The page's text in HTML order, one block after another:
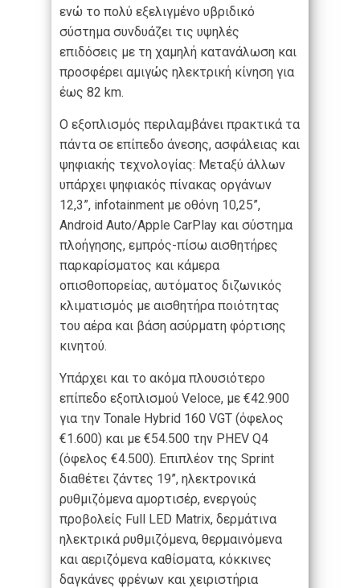
ενώ το πολύ εξελιγμένο υβριδικό
σύστημα συνδυάζει τις υψηλές
επιδόσεις με τη χαμηλή κατανάλωση και
προσφέρει αμιγώς ηλεκτρική κίνηση για
έως 82 km.
Ο εξοπλισμός περιλαμβάνει πρακτικά τα
πάντα σε επίπεδο άνεσης, ασφάλειας και
ψηφιακής τεχνολογίας: Μεταξύ άλλων
υπάρχει ψηφιακός πίνακας οργάνων
12,3”, infotainment με οθόνη 10,25”,
Android Auto/Apple CarPlay και σύστημα
πλοήγησης, εμπρός-πίσω αισθητήρες
παρκαρίσματος και κάμερα
οπισθοπορείας, αυτόματος διζωνικός
κλιματισμός με αισθητήρα ποιότητας
του αέρα και βάση ασύρματη φόρτισης
κινητού.
Υπάρχει και το ακόμα πλουσιότερο
επίπεδο εξοπλισμού Veloce, με €42.900
για την Tonale Hybrid 160 VGT (όφελος
€1.600) και με €54.500 την PHEV Q4
(όφελος €4.500). Επιπλέον της Sprint
διαθέτει ζάντες 19”, ηλεκτρονικά
ρυθμιζόμενα αμορτισέρ, ενεργούς
προβολείς Full LED Matrix, δερμάτινα
ηλεκτρικά ρυθμιζόμενα, θερμαινόμενα
και αεριζόμενα καθίσματα, κόκκινες
δαγκάνες φρένων και χειριστήρια